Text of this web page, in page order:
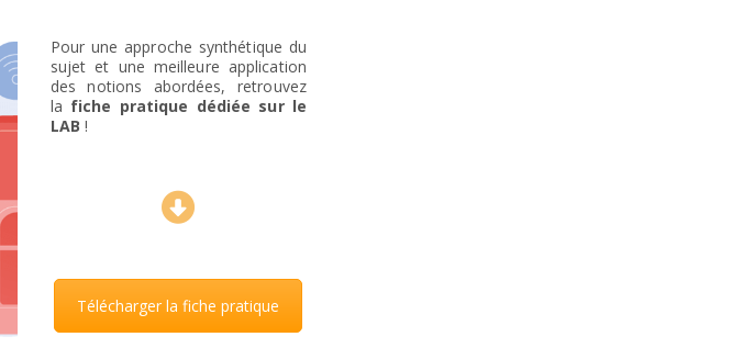
Pour une approche synthétique du
sujet et une meilleure application
des notions abordées, retrouvez
la fiche pratique dédiée sur le
LAB !
Télécharger la fiche pratique